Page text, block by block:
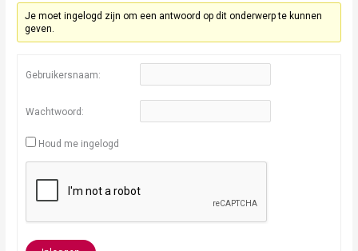
Je moet ingelogd zijn om een antwoord op dit onderwerp te kunnen
geven.
Gebruikersnaam:
Wachtwoord:
Houd me ingelogd